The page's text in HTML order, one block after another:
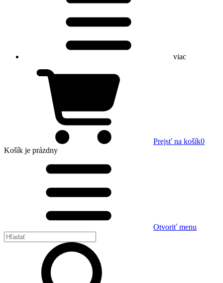
viac
Prejsť na košík0
Košík je prázdny
Otvoriť menu